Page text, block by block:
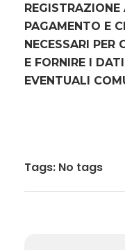
PAGAMENTO E
NECESSARI PER
E FORNIRE I
EVENTUALI
Tags: No tags